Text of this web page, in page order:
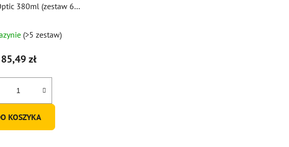
380ml (zestaw 6
(>5 zestaw)
85,49 zł
KOSZYKA